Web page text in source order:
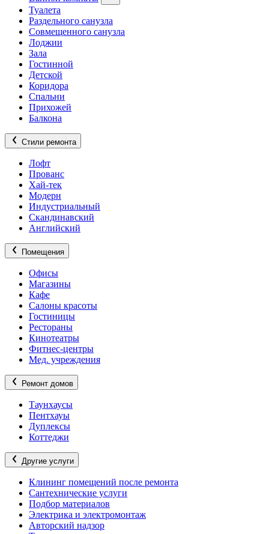
Туалета
Раздельного санузла
Совмещенного санузла
Лоджии
Зала
Гостинной
Детской
Коридора
Спальни
Прихожей
Балкона
Стили ремонта
Лофт
Прованс
Хай-тек
Модерн
Индустриальный
Скандинавский
Английский
Помещения
Офисы
Магазины
Кафе
Салоны красоты
Гостиницы
Рестораны
Кинотеатры
Фитнес-центры
Мед. учреждения
Ремонт домов
Таунхаусы
Пентхауы
Дуплексы
Коттеджи
Другие услуги
Клининг помещений после ремонта
Сантехнические услуги
Подбор материалов
Электрика и электромонтаж
Авторский надзор